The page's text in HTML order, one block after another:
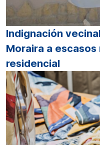
Indignación
Moraira a
residencial